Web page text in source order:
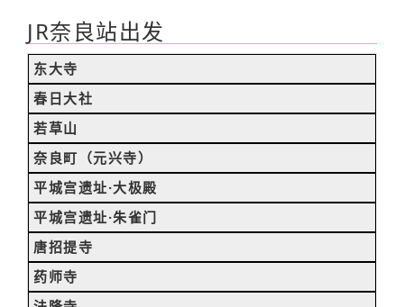
JR奈良站出发
东大寺
春日大社
若草山
奈良町（元兴寺）
平城宫遗址·大极殿
平城宫遗址·朱雀门
唐招提寺
药师寺